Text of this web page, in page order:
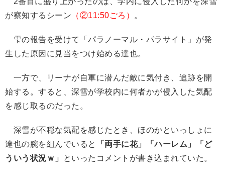
が察知するシーン （②11:50ごろ） 。
雫の報告を受けて「パラノーマル・パラサイト」が発
生した原因に見当をつけ始める達也。
一方で、リーナが自軍に潜んだ敵に気付き、追跡を開
始する。すると、深雪が学校内に何者かが侵入した気配
を感じ取るのだった。
深雪が不穏な気配を感じたとき、ほのかといっしょに
達也の腕を組んでいると
「両手に花」「ハーレム」「ど
ういう状況ｗ」
といったコメントが書き込まれていた。